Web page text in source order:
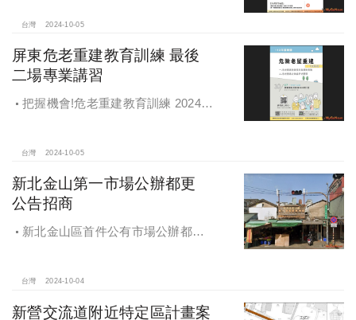
台灣 2024-10-05
屏東危老重建教育訓練 最後
二場專業講習
把握機會!危老重建教育訓練 2024年
台灣 2024-10-05
新北金山第一市場公辦都更
公告招商
新北金山區首件公有市場公辦都更
台灣 2024-10-04
新營交流道附近特定區計畫案